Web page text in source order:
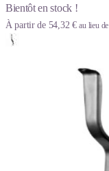
Bientôt en stock !
À partir de 54,32 € au lieu de